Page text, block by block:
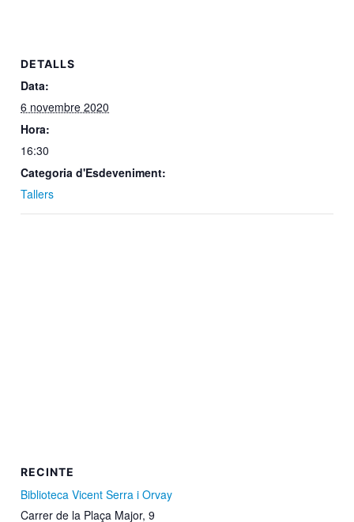
DETALLS
Data:
6 novembre 2020
Hora:
16:30
Categoria d'Esdeveniment:
Tallers
RECINTE
Biblioteca Vicent Serra i Orvay
Carrer de la Plaça Major, 9